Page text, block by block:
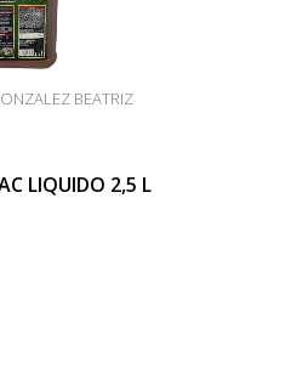
BEATRIZ
LIQUIDO 2,5 L